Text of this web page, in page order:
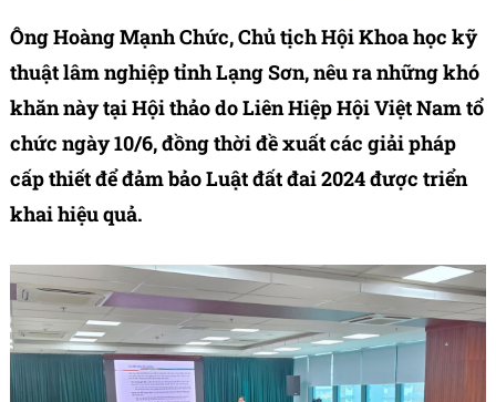
Ông Hoàng Mạnh Chức, Chủ tịch Hội Khoa học kỹ
thuật lâm nghiệp tỉnh Lạng Sơn, nêu ra những khó
khăn này tại Hội thảo do Liên Hiệp Hội Việt Nam tổ
chức ngày 10/6, đồng thời đề xuất các giải pháp
cấp thiết để đảm bảo Luật đất đai 2024 được triển
khai hiệu quả.